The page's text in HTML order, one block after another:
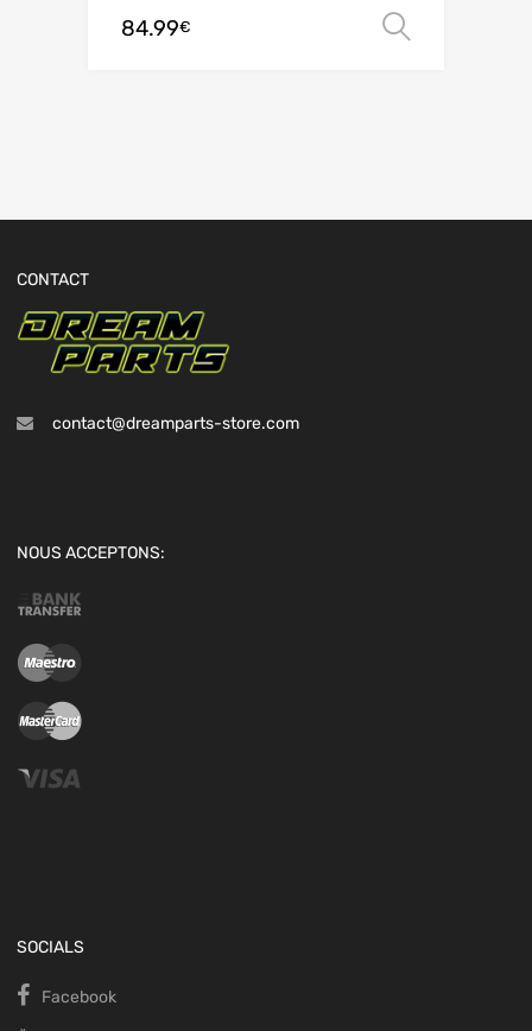
84.99€
CONTACT
contact@dreamparts-store.com
NOUS ACCEPTONS:
SOCIALS
Facebook